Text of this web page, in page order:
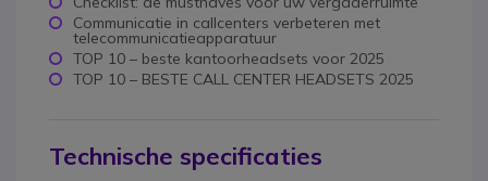
Communicatie in callcenters verbeteren met
telecommunicatieapparatuur
TOP 10 – beste kantoorheadsets voor 2025
TOP 10 – BESTE CALL CENTER HEADSETS 2025
Technische specificaties